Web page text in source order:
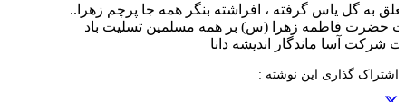
به گل یاس گرفته ، افراشته بنگر همه جا پرچم زهرا..
حضرت فاطمه زهرا (س) بر همه مسلمین تسلیت باد
شرکت آسا ماندگار اندیشه دانا
اشتراک گذاری این نوشته :